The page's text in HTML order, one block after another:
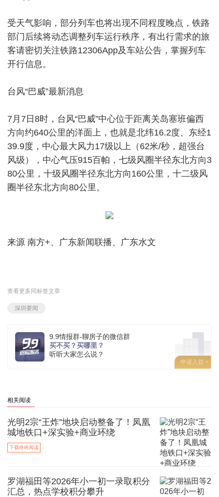
受天气影响，部分列车也将出现不同程度晚点，铁路
部门后续将动态调整列车运行秩序，有出行需求的旅
客请密切关注铁路12306App及车站公告，掌握列车
开行信息。
台风“巴威”最新消息
7月7日8时，台风“巴威”中心位于距离关岛塞班偏西
方向约640公里的洋面上，也就是北纬16.2度、东经1
39.9度，中心最大风力17级以上（62米/秒，超强台
风级），中心气压915百帕，七级风圈半径东北方向3
80公里，十级风圈半径东北方向160公里，十二级风
圈半径东北方向80公里。
来源 南方+、广东新闻联播、广东水文
查看更多同标签文章
深圳要闻
9.9情报群-聊房子的微信群
买不买？买哪里？
听听大家怎么说？
申请入群 >
相关阅读
光明2宗“王炸”地块启动整备了！凤凰
城地铁口+深实验+商业环绕
下载咚咚阅读
罗湖福田等2026年小一初一录取积分
汇总，热点学校积分攀升